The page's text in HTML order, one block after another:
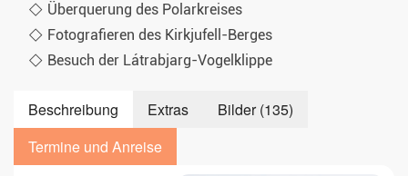
Überquerung des Polarkreises
Fotografieren des Kirkjufell-Berges
Besuch der Látrabjarg-Vogelklippe
Beschreibung Extras
Bilder (135)
Termine und Anreise